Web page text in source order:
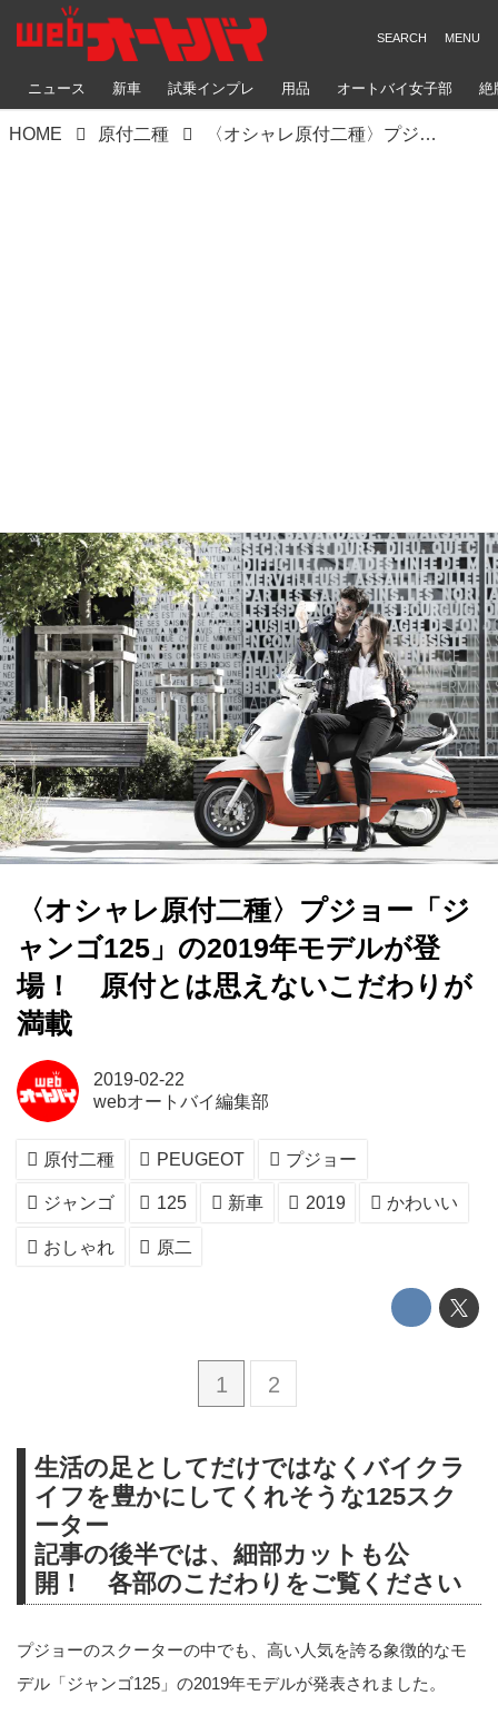
ニュース 新車 試乗インプレ 用品 オートバイ女子部 絶
HOME 原付二種 〈オシャレ原付二種〉プジョー「ジャンゴ125」の2019年モデルが登場！ 原付とは思えないこだわりが満載
〈オシャレ原付二種〉プジョー「ジ
ャンゴ125」の2019年モデルが登
場！ 原付とは思えないこだわりが
満載
2019-02-22
webオートバイ編集部
原付二種 PEUGEOT プジョー
ジャンゴ 125 新車 2019 かわいい
おしゃれ 原二
1 2
生活の足としてだけではなくバイクラ
イフを豊かにしてくれそうな125スク
ーター
記事の後半では、細部カットも公
開！ 各部のこだわりをご覧ください
プジョーのスクーターの中でも、高い人気を誇る象徴的なモ
デル「ジャンゴ125」の2019年モデルが発表されました。